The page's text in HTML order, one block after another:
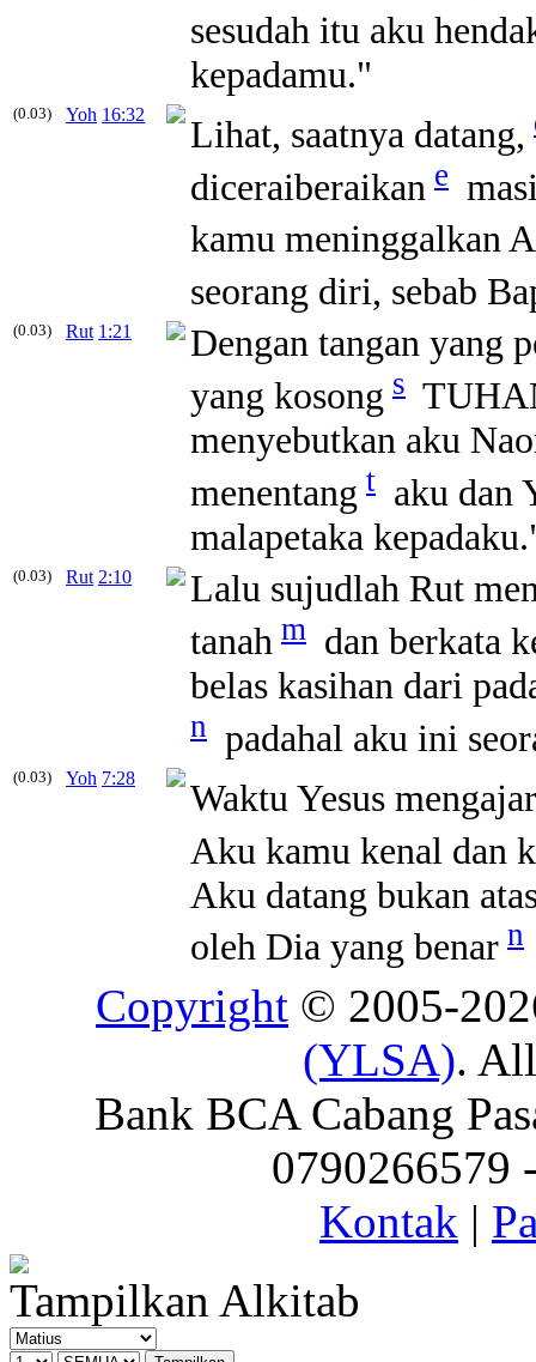
sesudah itu aku
kepadamu."
(0.03) Yoh 16:32 Lihat, saatnya datang,
diceraiberaikan e
kamu meninggalkan
seorang diri, sebab
(0.03) Rut 1:21
Dengan tangan yang
yang kosong s
menyebutkan aku
menentang t aku dan
malapetaka
(0.03) Rut 2:10
Lalu sujudlah Rut
tanah m dan berkata
belas kasihan dari
n padahal aku ini
(0.03) Yoh 7:28
Waktu Yesus
Aku kamu kenal dan
Aku datang bukan
oleh Dia yang benar n
Copyright © 2005-
(YLSA).
Bank BCA Cabang
0790266579
Kontak |
Tampilkan Alkitab